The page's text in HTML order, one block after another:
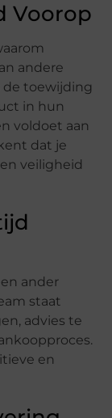
Voorop
andere
de toewijding
in hun
voldoet aan
dat je
veiligheid
ander
staat
advies te
en